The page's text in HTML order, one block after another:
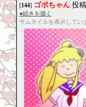
[144] ゴボちゃん投稿
●続きを描く
サムネイルを表示してい